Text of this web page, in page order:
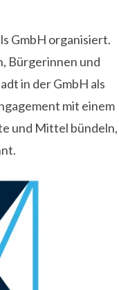
GmbH organisiert.
Bürgerinnen und
in der GmbH als
mit einem
und Mittel bündeln,